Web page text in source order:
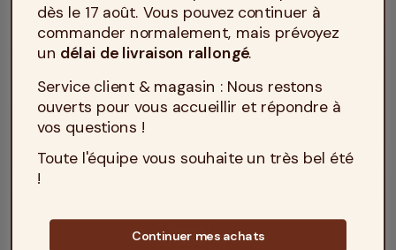
dès le 17 août. Vous pouvez continuer à
commander normalement, mais prévoyez
un délai de livraison rallongé.
Service client & magasin : Nous restons
ouverts pour vous accueillir et répondre à
vos questions !
Toute l'équipe vous souhaite un très bel été
!
Continuer mes achats